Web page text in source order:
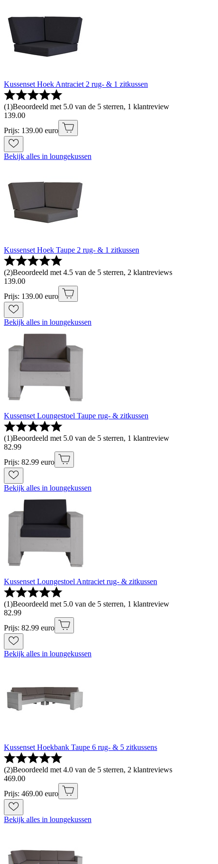
Kussenset Hoek Antraciet 2 rug- & 1 zitkussen
(1)Beoordeeld met 5.0 van de 5 sterren, 1 klantreview
139.00
Prijs: 139.00 euro
Bekijk alles in loungekussen
Kussenset Hoek Taupe 2 rug- & 1 zitkussen
(2)Beoordeeld met 4.5 van de 5 sterren, 2 klantreviews
139.00
Prijs: 139.00 euro
Bekijk alles in loungekussen
Kussenset Loungestoel Taupe rug- & zitkussen
(1)Beoordeeld met 5.0 van de 5 sterren, 1 klantreview
82.99
Prijs: 82.99 euro
Bekijk alles in loungekussen
Kussenset Loungestoel Antraciet rug- & zitkussen
(1)Beoordeeld met 5.0 van de 5 sterren, 1 klantreview
82.99
Prijs: 82.99 euro
Bekijk alles in loungekussen
Kussenset Hoekbank Taupe 6 rug- & 5 zitkussens
(2)Beoordeeld met 4.0 van de 5 sterren, 2 klantreviews
469.00
Prijs: 469.00 euro
Bekijk alles in loungekussen